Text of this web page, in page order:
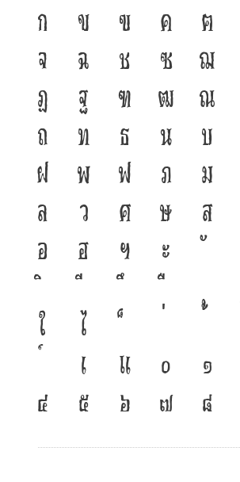
ก ข ฃ ค ฅ
จ
ฉ ช ซ ฌ
ฏ
ฐ ฑ ฒ ณ
ถ
ท ธ น บ
ฝ
พ ฟ ภ ม
ล
ว ศ ษ ส
อ
ฮ ฯ ะ
ใ
ไ
เ
แ ๐ ๑
๔
๕ ๖ ๗ ๘